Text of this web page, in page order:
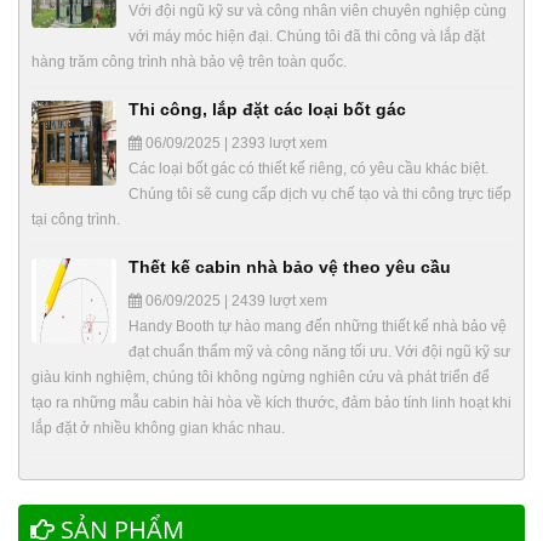
Với đội ngũ kỹ sư và công nhân viên chuyên nghiệp cùng
với máy móc hiện đại. Chúng tôi đã thi công và lắp đặt
hàng trăm công trình nhà bảo vệ trên toàn quốc.
Thi công, lắp đặt các loại bốt gác
06/09/2025 | 2393 lượt xem
Các loại bốt gác có thiết kế riêng, có yêu cầu khác biệt.
Chúng tôi sẽ cung cấp dịch vụ chế tạo và thi công trực tiếp
tại công trình.
Thết kế cabin nhà bảo vệ theo yêu cầu
06/09/2025 | 2439 lượt xem
Handy Booth tự hào mang đến những thiết kế nhà bảo vệ
đạt chuẩn thẩm mỹ và công năng tối ưu. Với đội ngũ kỹ sư
giàu kinh nghiệm, chúng tôi không ngừng nghiên cứu và phát triển để
tạo ra những mẫu cabin hài hòa về kích thước, đảm bảo tính linh hoạt khi
lắp đặt ở nhiều không gian khác nhau.
SẢN PHẨM